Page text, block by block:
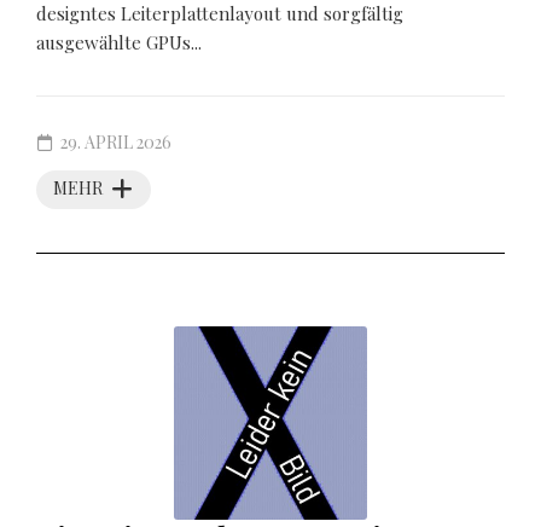
designtes Leiterplattenlayout und sorgfältig
ausgewählte GPUs...
MEHR
29. APRIL 2026